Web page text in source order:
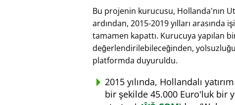
Bu projenin kurucusu, Hollanda'nın
ardından, 2015-2019 yılları arasında
tamamen kapattı. Kurucuya yapılan
değerlendirilebileceğinden,
platformda duyuruldu.
2015 yılında, Hollandalı
bir şekilde 45.000 Euro'luk bir